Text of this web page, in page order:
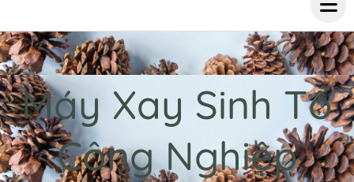
Máy Xay Sinh Tố
Công Nghiệp